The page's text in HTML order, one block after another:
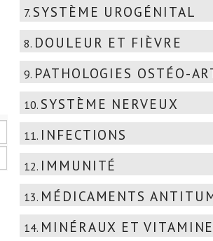
7. SYSTÈME UROGÉNITAL
8. DOULEUR ET FIÈVRE
9. PATHOLOGIES OSTÉO-
10. SYSTÈME NERVEUX
11. INFECTIONS
12. IMMUNITÉ
13. MÉDICAMENTS
14. MINÉRAUX ET